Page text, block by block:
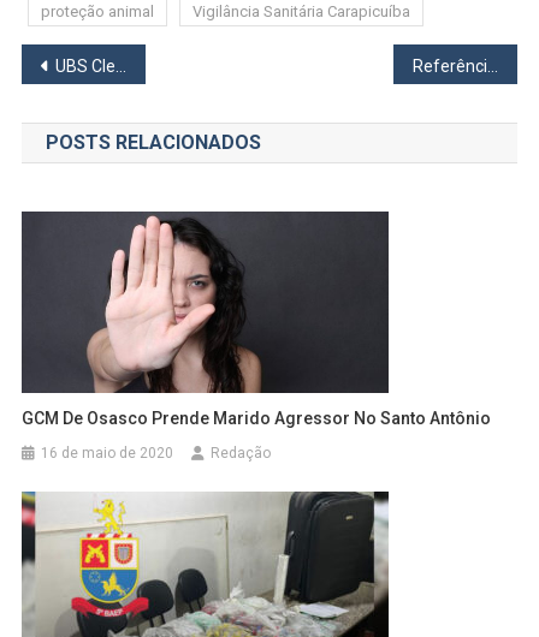
proteção animal
Vigilância Sanitária Carapicuíba
Navegação
de
Post
UBS Cleuso abre neste sábado (28) para campanha de vacinação contra a gripe e atualização da carteirinha
POSTS RELACIONADOS
GCM De Osasco Prende Marido Agressor No Santo Antônio
16 de maio de 2020 Redação